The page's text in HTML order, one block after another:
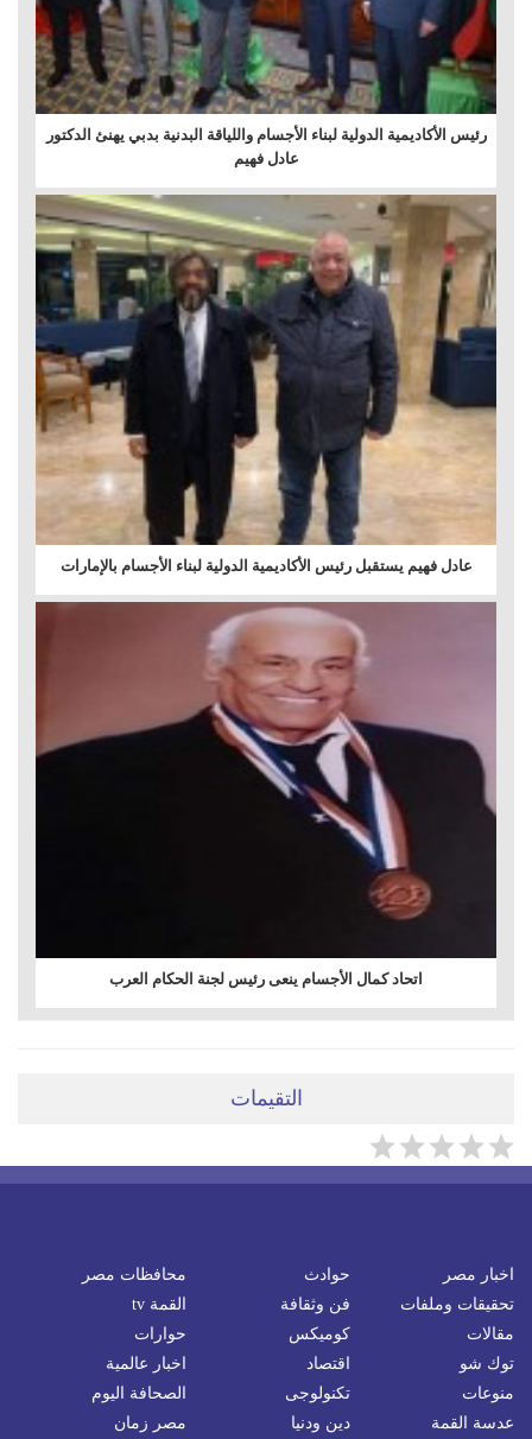
رئيس الأكاديمية الدولية لبناء الأجسام واللياقة البدنية بدبي يهنئ الدكتور
عادل فهيم
عادل فهيم يستقبل رئيس الأكاديمية الدولية لبناء الأجسام بالإمارات
اتحاد كمال الأجسام ينعى رئيس لجنة الحكام العرب
التقيمات
اخبار مصر حوادث
محافظات مصر
تحقيقات وملفات
فن وثقافة
القمة tv
مقالات
كوميكس
حوارات
توك شو
اقتصاد
اخبار عالمية
منوعات
تكنولوجى
الصحافة اليوم
عدسة القمة
دين ودنيا مصر زمان